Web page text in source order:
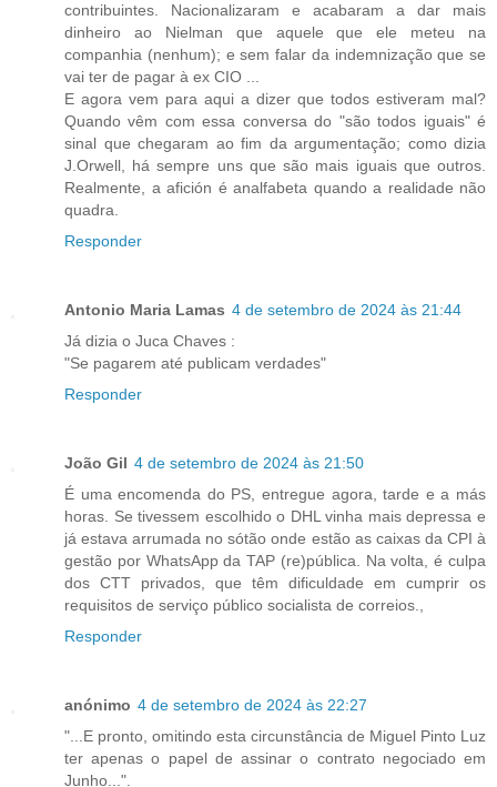
contribuintes. Nacionalizaram e acabaram a dar mais
dinheiro ao Nielman que aquele que ele meteu na
companhia (nenhum); e sem falar da indemnização que se
vai ter de pagar à ex CIO ...
E agora vem para aqui a dizer que todos estiveram mal?
Quando vêm com essa conversa do "são todos iguais" é
sinal que chegaram ao fim da argumentação; como dizia
J.Orwell, há sempre uns que são mais iguais que outros.
Realmente, a afición é analfabeta quando a realidade não
quadra.
Responder
Antonio Maria Lamas 4 de setembro de 2024 às 21:44
Já dizia o Juca Chaves :
"Se pagarem até publicam verdades"
Responder
João Gil 4 de setembro de 2024 às 21:50
É uma encomenda do PS, entregue agora, tarde e a más
horas. Se tivessem escolhido o DHL vinha mais depressa e
já estava arrumada no sótão onde estão as caixas da CPI à
gestão por WhatsApp da TAP (re)pública. Na volta, é culpa
dos CTT privados, que têm dificuldade em cumprir os
requisitos de serviço público socialista de correios.,
Responder
anónimo 4 de setembro de 2024 às 22:27
"...E pronto, omitindo esta circunstância de Miguel Pinto Luz
ter apenas o papel de assinar o contrato negociado em
Junho...".